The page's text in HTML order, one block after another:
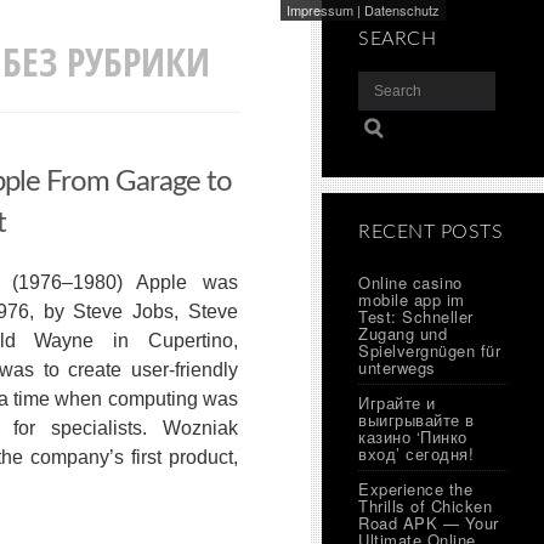
Impressum | Datenschutz
РУБРИКИ
From Garage to
Apple was
by Steve Jobs, Steve
Wayne in Cupertino,
to create user-friendly
time when computing was
specialists. Wozniak
company’s first product,
SEARCH
RECENT POSTS
Online casino
mobile app im
Test: Schneller
Zugang und
Spielvergnügen für
unterwegs
Играйте и
выигрывайте в
казино ‘Пинко
вход’ сегодня!
Experience the
Thrills of Chicken
Road APK — Your